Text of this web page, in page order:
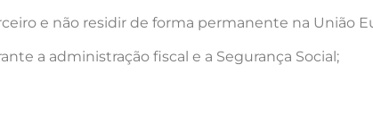
e não residir de forma permanente na União
a administração fiscal e a Segurança Social;